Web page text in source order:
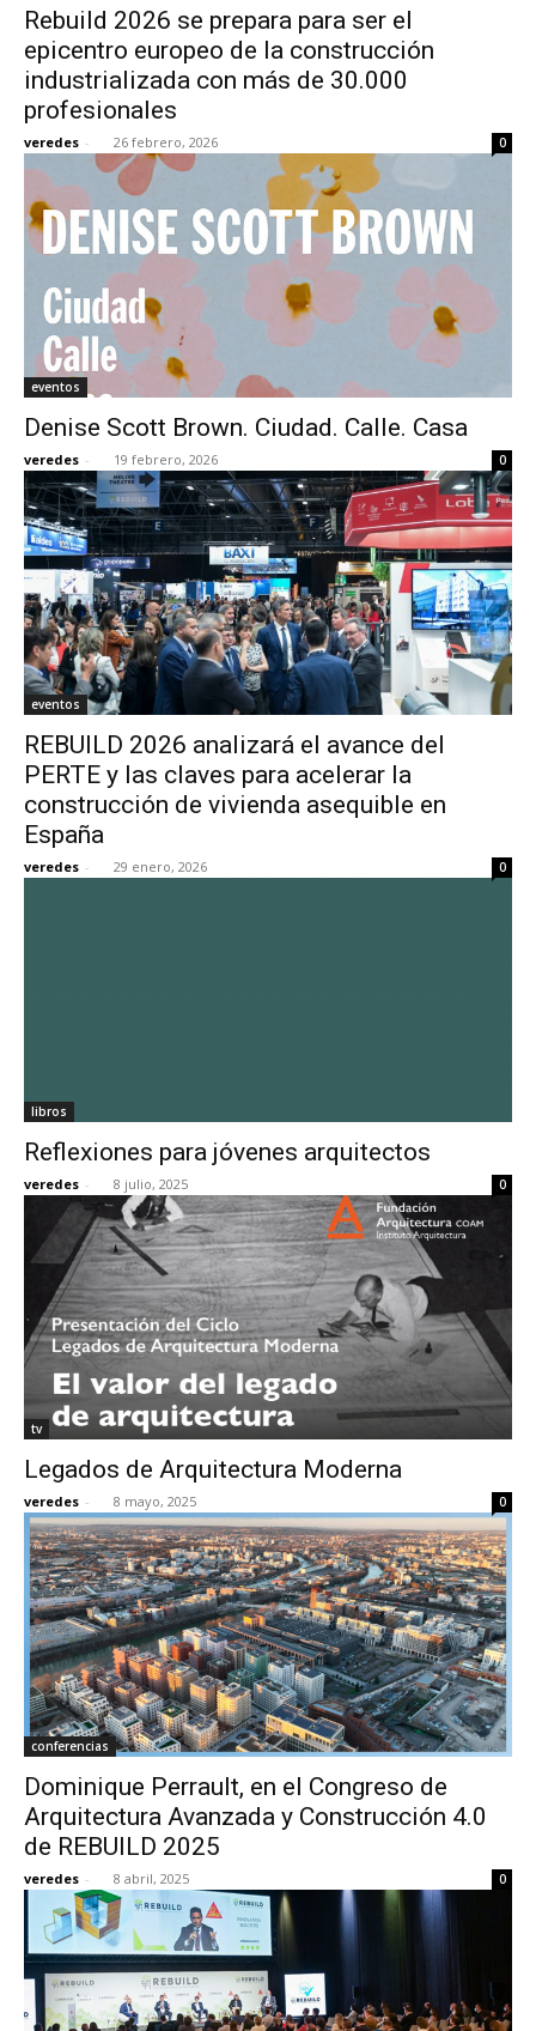
Rebuild 2026 se prepara para ser el
epicentro europeo de la construcción
industrializada con más de 30.000
profesionales
veredes - 26 febrero, 2026 0
eventos
Denise Scott Brown. Ciudad. Calle. Casa
veredes - 19 febrero, 2026 0
eventos
REBUILD 2026 analizará el avance del
PERTE y las claves para acelerar la
construcción de vivienda asequible en
España
veredes - 29 enero, 2026 0
libros
Reflexiones para jóvenes arquitectos
veredes - 8 julio, 2025 0
tv
Legados de Arquitectura Moderna
veredes - 8 mayo, 2025 0
conferencias
Dominique Perrault, en el Congreso de
Arquitectura Avanzada y Construcción 4.0
de REBUILD 2025
veredes - 8 abril, 2025 0